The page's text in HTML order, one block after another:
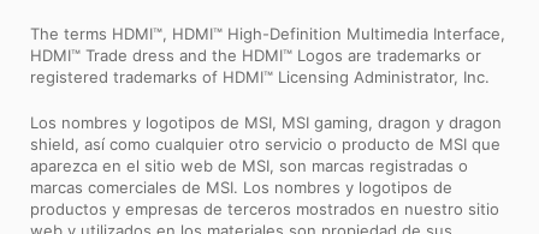
The terms HDMI™, HDMI™ High-Definition Multimedia Interface,
HDMI™ Trade dress and the HDMI™ Logos are trademarks or
registered trademarks of HDMI™ Licensing Administrator, Inc.
Los nombres y logotipos de MSI, MSI gaming, dragon y dragon
shield, así como cualquier otro servicio o producto de MSI que
aparezca en el sitio web de MSI, son marcas registradas o
marcas comerciales de MSI. Los nombres y logotipos de
productos y empresas de terceros mostrados en nuestro sitio